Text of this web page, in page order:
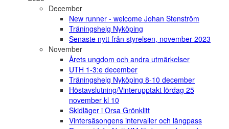
December
New runner - welcome Johan Stenström
Träningshelg Nyköping
Senaste nytt från styrelsen, november 2023
November
Årets ungdom och andra utmärkelser
UTH 1-3:e december
Träningshelg Nyköping 8-10 december
Höstavslutning/Vinterupptakt lördag 25
november kl 10
Skidläger i Orsa Grönklitt
Vintersäsongens intervaller och långpass